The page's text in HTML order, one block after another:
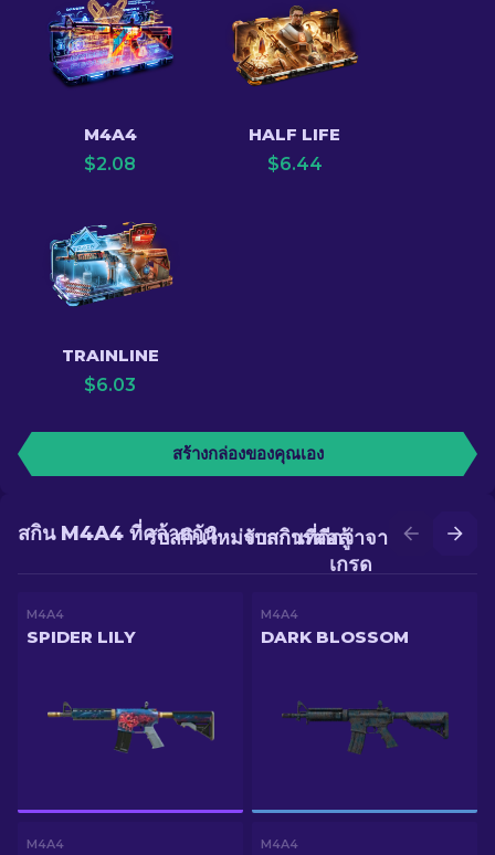
M4A4
$2.08
HALF LIFE
$6.44
TRAINLINE
$6.03
สร้างกล่องของคุณเอง
รับสกินที่ดีกว่าจากการอัป
เกรด
รับสกินใหม่จากการต่อสู้
สกิน M4A4 ที่คล้ายกัน
M4A4
SPIDER LILY
M4A4
DARK BLOSSOM
M4A4 M4A4